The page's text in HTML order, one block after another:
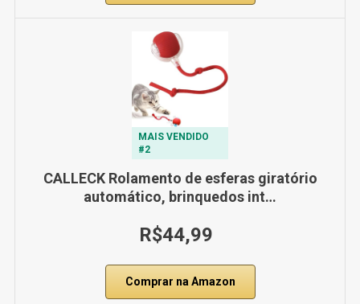
MAIS VENDIDO
#2
CALLECK Rolamento de esferas giratório
automático, brinquedos int…
R$44,99
Comprar na Amazon